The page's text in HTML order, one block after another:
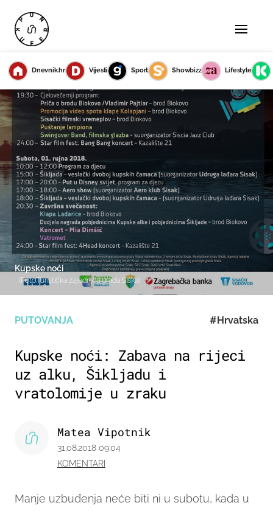
Dnevnik.hr Vijesti Sport Showbizz Lifestyle
PUTOVANJA #Hrvatska
Kupske noći: Zabava na rijeci
uz alku, Šikljadu i
vratolomije u zraku
Manje uzbuđenja neće biti ni u subotu, kada u
Matea Vipotnik
31.08.2018 09:04
KOMENTARI
Kupske noći
(Foto:Turistička zajednica grada Siska)